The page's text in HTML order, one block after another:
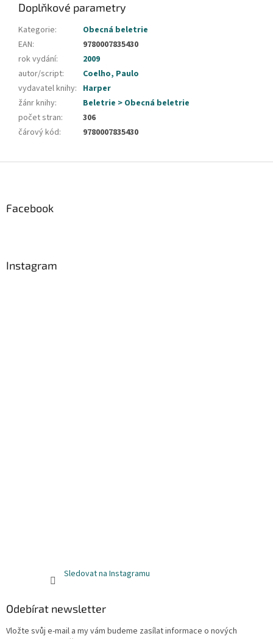
Doplňkové parametry
Kategorie:
Obecná beletrie
EAN:
9780007835430
rok vydání:
2009
autor/script:
Coelho, Paulo
vydavatel knihy: Harper
žánr knihy:
Beletrie > Obecná beletrie
počet stran:
306
čárový kód: 9780007835430
Facebook
Instagram
Sledovat na Instagramu
Odebírat newsletter
Vložte svůj e-mail a my vám budeme zasílat informace o nových